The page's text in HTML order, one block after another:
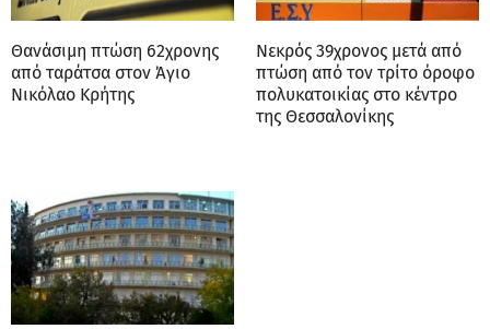
Θανάσιμη πτώση 62χρονης
από ταράτσα στον Άγιο
Νικόλαο Κρήτης
Νεκρός 39χρονος μετά από
πτώση από τον τρίτο όροφο
πολυκατοικίας στο κέντρο
της Θεσσαλονίκης